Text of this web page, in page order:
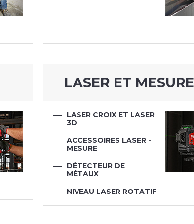
LASER ET MESURE
LASER CROIX ET LASER
3D
ACCESSOIRES LASER -
MESURE
DÉTECTEUR DE
MÉTAUX
NIVEAU LASER ROTATIF